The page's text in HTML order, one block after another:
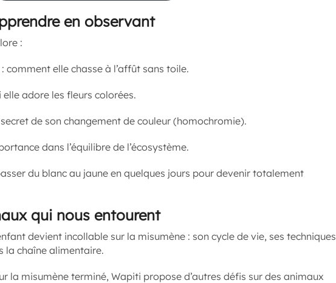
en observant
:
: comment elle chasse à l’affût sans toile.
adore les fleurs colorées.
secret de son changement de couleur (homochromie).
dans l’équilibre de l’écosystème.
du blanc au jaune en quelques jours pour devenir totalement
qui nous entourent
devient incollable sur la misumène : son cycle de vie, ses techniques
la chaîne alimentaire.
la misumène terminé, Wapiti propose d’autres défis sur des animaux